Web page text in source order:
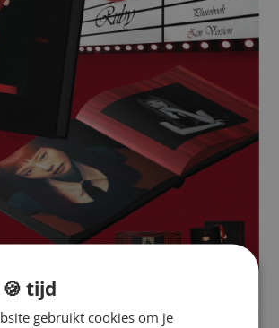
tijd
gebruikt cookies om je